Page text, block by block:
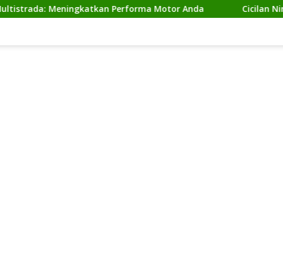
Meningkatkan Performa Motor Anda Cicilan Ninja 2